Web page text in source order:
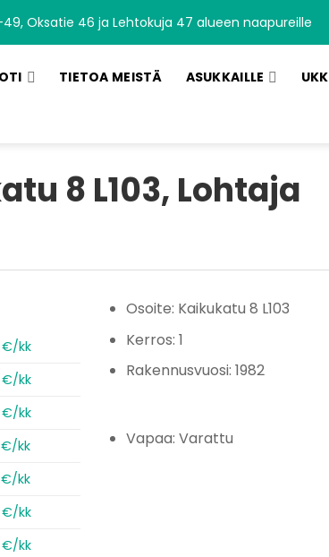
Oksatie 46 ja Lehtokuja 47 alueen naapureille
TIETOA MEISTÄ ASUKKAILLE UKK
8 L103, Lohtaja
€/kk
€/kk
€/kk
€/kk
€/kk
€/kk
€/kk
Osoite: Kaikukatu 8 L103
Kerros: 1
Rakennusvuosi: 1982
Vapaa: Varattu